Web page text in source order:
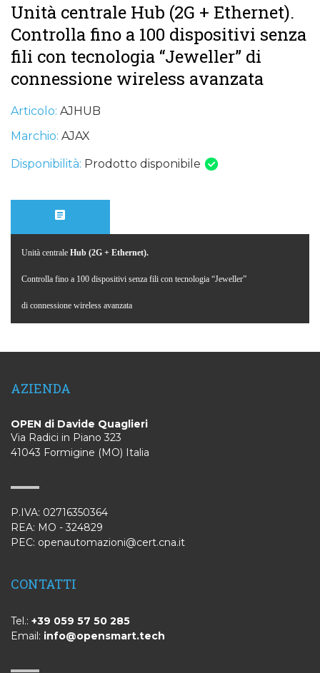
Unità centrale Hub (2G + Ethernet).
Controlla fino a 100 dispositivi senza
fili con tecnologia “Jeweller” di
connessione wireless avanzata
Articolo: AJHUB
Marchio: AJAX
Disponibilità: Prodotto disponibile
Unità centrale Hub (2G + Ethernet).
Controlla fino a 100 dispositivi senza fili con tecnologia “Jeweller”
di connessione wireless avanzata
AZIENDA
OPEN di Davide Quaglieri
Via Radici in Piano 323
41043 Formigine (MO) Italia
P.IVA: 02716350364
REA: MO - 324829
PEC: openautomazioni@cert.cna.it
CONTATTI
Tel.: +39 059 57 50 285
Email: info@opensmart.tech